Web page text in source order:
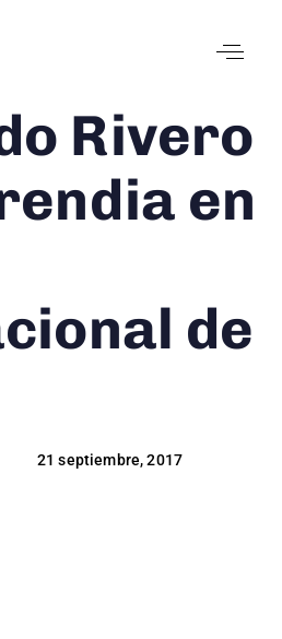
Rivero
en
de
21 septiembre, 2017